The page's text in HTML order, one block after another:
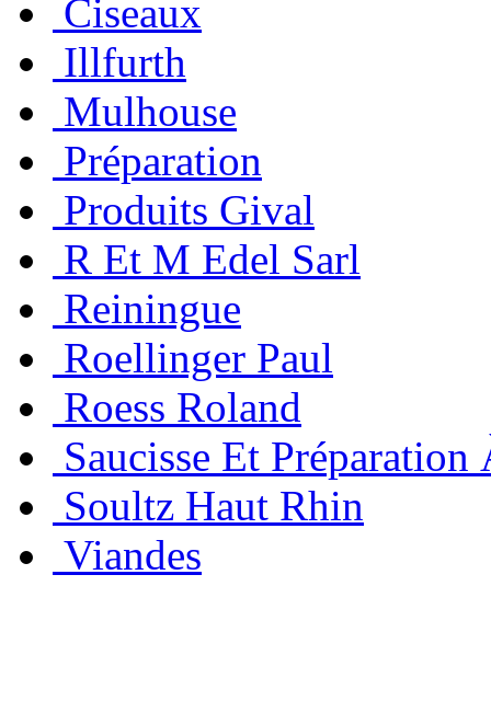
Ciseaux
Illfurth
Mulhouse
Préparation
Produits Gival
R Et M Edel Sarl
Reiningue
Roellinger Paul
Roess Roland
Saucisse Et Préparation
Soultz Haut Rhin
Viandes